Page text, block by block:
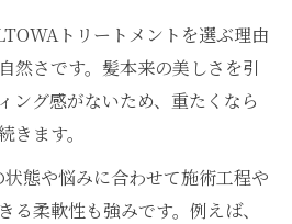
トリートメントを選ぶ理由
然さです。髪本来の美しさを引
ング感がないため、重たくなら
きます。
態や悩みに合わせて施術工程や
る柔軟性も強みです。例えば、